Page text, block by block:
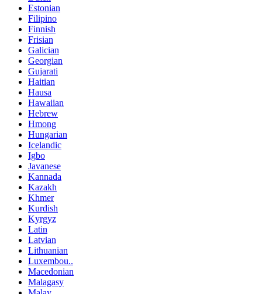
Estonian
Filipino
Finnish
Frisian
Galician
Georgian
Gujarati
Haitian
Hausa
Hawaiian
Hebrew
Hmong
Hungarian
Icelandic
Igbo
Javanese
Kannada
Kazakh
Khmer
Kurdish
Kyrgyz
Latin
Latvian
Lithuanian
Luxembou..
Macedonian
Malagasy